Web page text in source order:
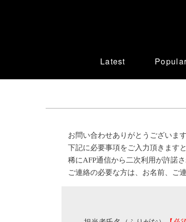
Latest
お問い合わせありがとうございます
下記に必要事項をご入力頂きます
稀にAFP通信から二次利用が許諾
ご連絡の必要な方は、お名前、ご